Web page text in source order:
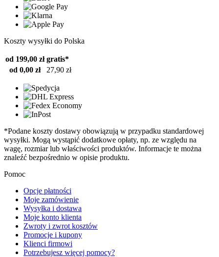
Koszty wysyłki do Polska
od 199,00 zł gratis*
od 0,00 zł
27,90 zł
*Podane koszty dostawy obowiązują w przypadku standardowej
wysyłki. Mogą wystąpić dodatkowe opłaty, np. ze względu na
wagę, rozmiar lub właściwości produktów. Informacje te można
znaleźć bezpośrednio w opisie produktu.
Pomoc
Opcje płatności
Moje zamówienie
Wysyłka i dostawa
Moje konto klienta
Zwroty i zwrot kosztów
Promocje i kupony
Klienci firmowi
Potrzebujesz więcej pomocy?